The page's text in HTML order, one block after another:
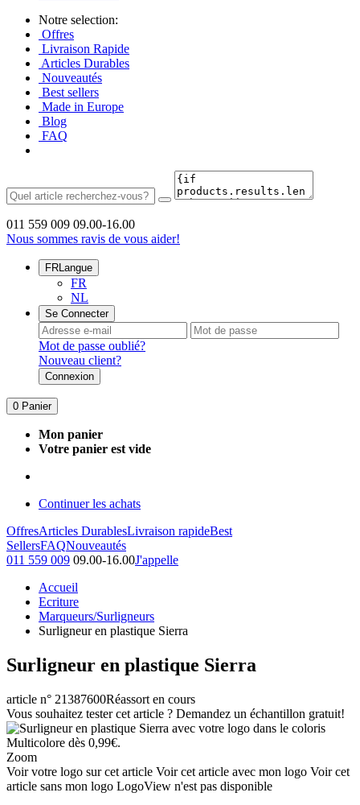
Notre selection:
Offres
Livraison Rapide
Articles Durables
Nouveautés
Best sellers
Made in Europe
Blog
FAQ
011 559 009 09.00-16.00
Nous sommes ravis de vous aider!
FRLangue
FR
NL
Se Connecter
Mot de passe oublié?
Nouveau client?
Connexion
0 Panier
Mon panier
Votre panier est vide
Continuer les achats
OffresArticles DurablesLivraison rapideBest
SellersFAQNouveautés
011 559 009 09.00-16.00J'appelle
Accueil
Ecriture
Marqueurs/Surligneurs
Surligneur en plastique Sierra
Surligneur en plastique Sierra
article n° 21387600Réassort en cours
Vous souhaitez tester cet article ? Demandez un échantillon gratuit!
Zoom
Voir votre logo sur cet article Voir cet article avec mon logo Voir cet
article sans mon logo LogoView n'est pas disponible